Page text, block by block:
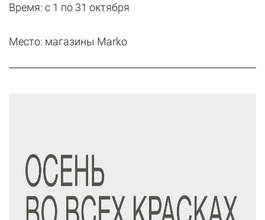
Время: с 1 по 31 октября
Место: магазины Marko